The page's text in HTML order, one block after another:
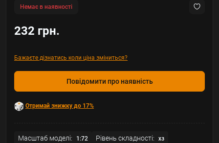
Немає в наявності
232 грн.
Бажаєте дізнатись коли ціна зміниться?
Повідомити про наявність
Отримай знижку до 17%
Масштаб моделі: 1:72 Рівень складності: хз